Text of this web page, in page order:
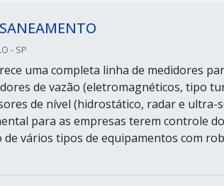
- SP
uma completa linha de medidores
de vazão (eletromagnéticos, tipo
de nível (hidrostático, radar e ultra-
para as empresas terem controle
de vários tipos de equipamentos com